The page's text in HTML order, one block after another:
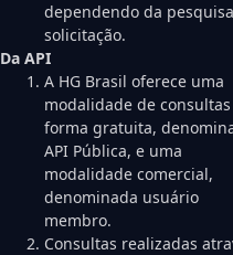
dependendo da
solicitação.
Da API
A HG Brasil oferece uma
modalidade de
forma gratuita,
API Pública, e uma
modalidade comercial,
denominada usuário
membro.
Consultas realizadas